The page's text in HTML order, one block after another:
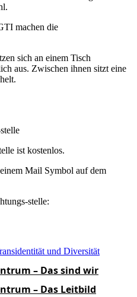
machen die
ist kostenlos.
stelle:
– Das sind wir
– Das Leitbild